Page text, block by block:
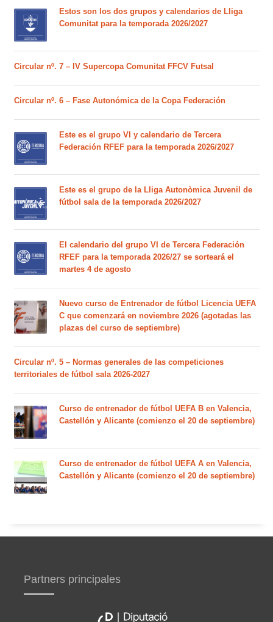
Estos son los dos grupos y calendarios de Lliga
Comunitat para la temporada 2026/2027
Circular nº. 7 – IV Supercopa Comunitat FFCV Futsal
Circular nº. 6 – Fase Autonómica de la Copa Federación
Este es el grupo VI y calendario de Tercera
Federación RFEF para la temporada 2026/2027
Este es el grupo de la Lliga Autonòmica Juvenil de
fútbol sala de la temporada 2026/2027
El calendario del grupo VI de Tercera Federación
RFEF para la temporada 2026/27 se sorteará el
martes 4 de agosto
Nuevo curso de Entrenador de fútbol Licencia UEFA
C que comenzará en noviembre 2026 (agotadas las
plazas del curso de septiembre)
Circular nº. 5 – Normas generales de las competiciones
territoriales de fútbol sala 2026-2027
Curso de entrenador de fútbol UEFA B en Valencia,
Castellón y Alicante (comienzo el 20 de septiembre)
Curso de entrenador de fútbol UEFA A en Valencia,
Castellón y Alicante (comienzo el 20 de septiembre)
Partners principales